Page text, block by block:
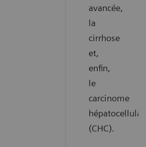
avancée,
la
cirrhose
et,
enfin,
le
carcinome
(CHC).